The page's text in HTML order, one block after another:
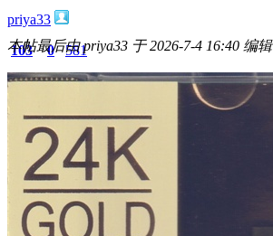
priya33
103
主题
0
回帖
581
积分
积分
581
2026-7-4 16:34:27 显示全部楼层
5860
本帖最后由 priya33 于 2026-7-4 16:40 编辑